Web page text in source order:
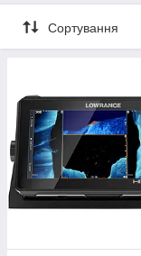
Сортування